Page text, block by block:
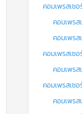
คอมเพรสเซ
คอมเพรส
คอมเพรส
คอมเพรสเซ
คอมเพรส
คอมเพรสเซ
คอมเพรส